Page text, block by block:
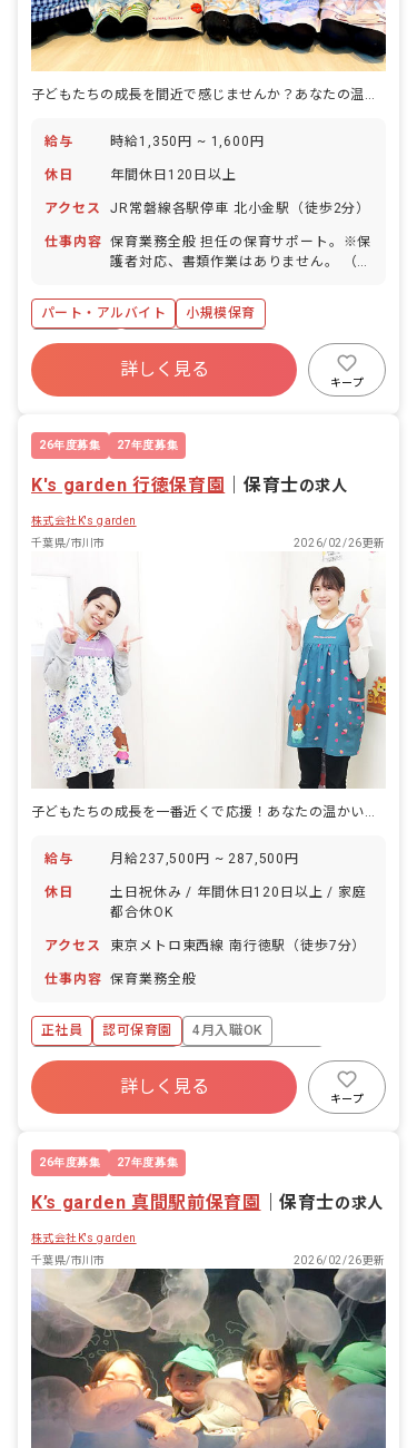
子どもたちの成長を間近で感じませんか？あなたの温かい手が未来を育みます。
給与 時給1,350円 ~ 1,600円
休日 年間休日120日以上
アクセス JR常磐線各駅停車 北小金駅（徒歩2分）
仕事内容 保育業務全般 担任の保育サポート。※保
護者対応、書類作業はありません。 （副
いします）
パート・アルバイト
小規模保育
4月入職OK
年間休日120日以上
社会保険完備
有給
残業少なめ
詳しく見る
キープ
26年度募集 27年度募集
K's garden 行徳保育園 保育士の求人
株式会社K's garden
千葉県/市川市
2026/02/26更新
子どもたちの成長を一番近くで応援！あなたの温かい心が輝く場所です。
給与 月給237,500円 ~ 287,500円
休日
土日祝休み / 年間休日120日以上 / 家庭
都合休OK
アクセス 東京メトロ東西線 南行徳駅（徒歩7分）
仕事内容 保育業務全般
正社員 認可保育園
4月入職OK
ボーナス・賞与あり
年間休日120日以上
寮・住宅・家賃補助あり
社会保険完備
詳しく見る
キープ
26年度募集 27年度募集
K’s garden 真間駅前保育園 ｜保育士の求人
株式会社K's garden
千葉県/市川市
2026/02/26更新